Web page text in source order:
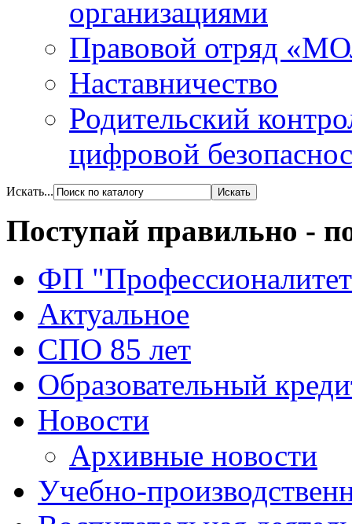
организациями
Правовой отряд
Наставничество
Родительский
цифровой
Искать...
Поступай правильно -
ФП
Актуальное
СПО 85 лет
Образовательный
Новости
Архивные новости
Учебно-